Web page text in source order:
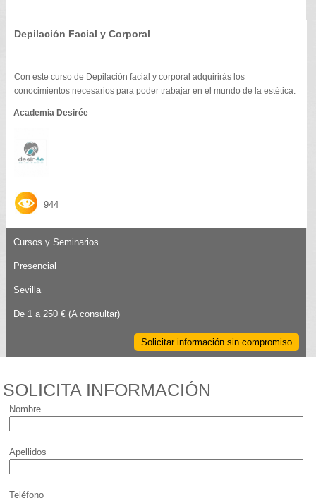
Depilación Facial y Corporal
Con este curso de Depilación facial y corporal adquirirás los
conocimientos necesarios para poder trabajar en el mundo de la estética.
Academia Desirée
944
Cursos y Seminarios
Presencial
Sevilla
De 1 a 250 €(A consultar)
Solicitar información sin compromiso
SOLICITA INFORMACIÓN
Nombre
Apellidos
Teléfono